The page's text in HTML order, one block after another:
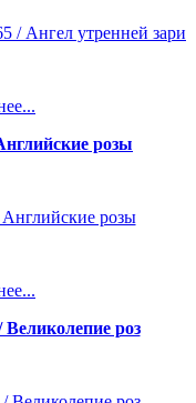
розы
роз